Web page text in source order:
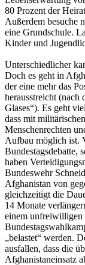
80 Prozent der
Außerdem besuche
eine Grundschule.
Kinder und
Unterschiedlicher
Doch es geht in
der eine mehr das
herausstreicht (nach
Glases“). Es geht
dass mit
Menschenrechten
Aufbau möglich ist.
Bundestagsdebatte,
haben
Bundeswehr
Afghanistan von
gleichzeitigt die
14 Monate
einem unfreiwilligen
„belastet“ werden.
ausfallen, dass die
Afghanistaneinsatz